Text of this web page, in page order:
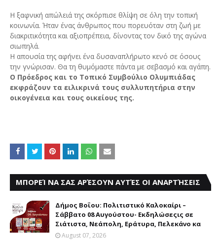
Η ξαφνική απώλειά της σκόρπισε θλίψη σε όλη την τοπική
κοινωνία. Ήταν ένας άνθρωπος που πορευόταν στη ζωή με
διακριτικότητα και αξιοπρέπεια, δίνοντας τον δικό της αγώνα
σιωπηλά.
Η απουσία της αφήνει ένα δυσαναπλήρωτο κενό σε όσους
την γνώρισαν. Θα τη θυμόμαστε πάντα με σεβασμό και αγάπη.
Ο Πρόεδρος και το Τοπικό Συμβούλιο Ολυμπιάδας
εκφράζουν τα ειλικρινά τους συλλυπητήρια στην
οικογένεια και τους οικείους της.
ΜΠΟΡΕΊ ΝΑ ΣΑΣ ΑΡΈΣΟΥΝ ΑΥΤΈΣ ΟΙ ΑΝΑΡΤΉΣΕΙΣ
Δήμος Βοΐου: Πολιτιστικό Καλοκαίρι –
Σάββατο 08 Αυγούστου- Eκδηλώσεςις σε
Σιάτιστα, Νεάπολη, Εράτυρα, Πελεκάνο κα
August 07, 2026